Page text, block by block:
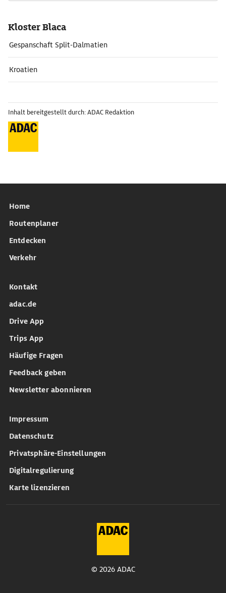
Kloster Blaca
Gespanschaft Split-Dalmatien
Kroatien
Inhalt bereitgestellt durch: ADAC Redaktion
Home
Routenplaner
Entdecken
Verkehr
Kontakt
adac.de
Drive App
Trips App
Häufige Fragen
Feedback geben
Newsletter abonnieren
Impressum
Datenschutz
Privatsphäre-Einstellungen
Digitalregulierung
Karte lizenzieren
© 2026 ADAC